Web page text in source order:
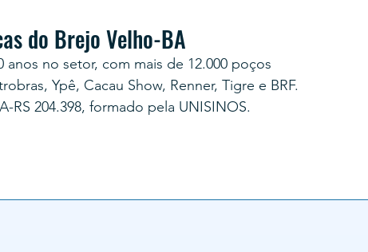
do Brejo Velho-BA
anos no setor, com mais de 12.000 poços
Ypê, Cacau Show, Renner, Tigre e BRF.
RS 204.398, formado pela UNISINOS.